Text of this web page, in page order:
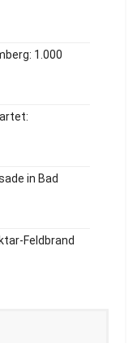
1.000
in Bad
Feldbrand